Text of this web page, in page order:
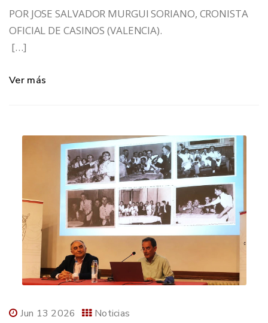
POR JOSE SALVADOR MURGUI SORIANO, CRONISTA
OFICIAL DE CASINOS (VALENCIA).
[…]
Ver más
Jun 13 2026 Noticias